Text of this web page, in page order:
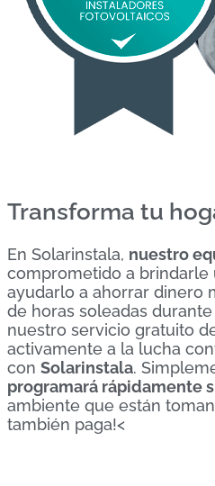
Transforma tu
En Solarinstala, nuestro
comprometido a brindarle
ayudarlo a ahorrar dinero
de horas soleadas
nuestro servicio gratuito
activamente a la lucha
con Solarinstala.
programará rápidamente
ambiente que están
también paga!<